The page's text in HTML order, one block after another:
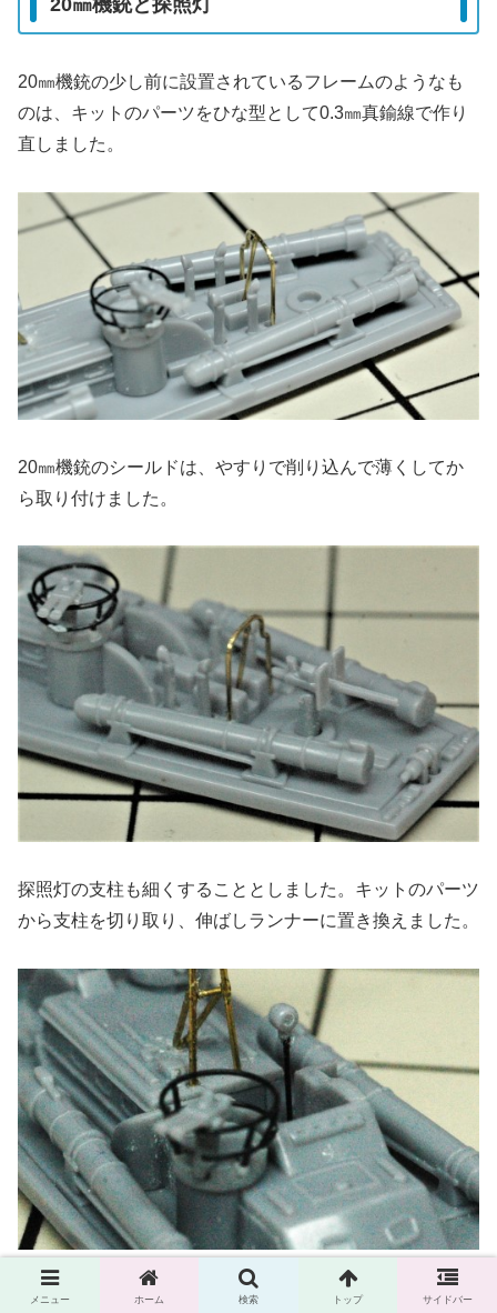
20㎜機銃と探照灯
20㎜機銃の少し前に設置されているフレームのようなも
のは、キットのパーツをひな型として0.3㎜真鍮線で作り
直しました。
20㎜機銃のシールドは、やすりで削り込んで薄くしてか
ら取り付けました。
探照灯の支柱も細くすることとしました。キットのパーツ
から支柱を切り取り、伸ばしランナーに置き換えました。
メニュー ホーム 検索 トップ サイドバー